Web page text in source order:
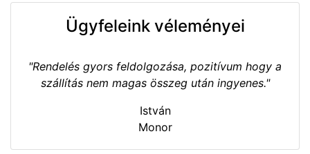
Ügyfeleink véleményei
"Rendelés gyors feldolgozása, pozitívum hogy a
szállítás nem magas összeg után ingyenes."
István
Monor